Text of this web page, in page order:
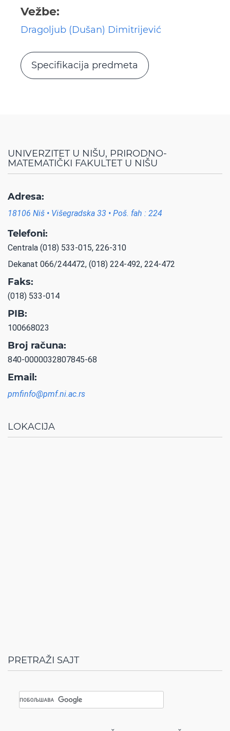
Vežbe:
Dragoljub (Dušan) Dimitrijević
Specifikacija predmeta
UNIVERZITET U NIŠU, PRIRODNO-
MATEMATIČKI FAKULTET U NIŠU
Adresa:
18106 Niš • Višegradska 33 • Poš. fah : 224
Telefoni:
Centrala (018) 533-015, 226-310
Dekanat 066/244472, (018) 224-492, 224-472
Faks:
(018) 533-014
PIB:
100668023
Broj računa:
840-0000032807845-68
Email:
pmfinfo@pmf.ni.ac.rs
LOKACIJA
PRETRAŽI SAJT